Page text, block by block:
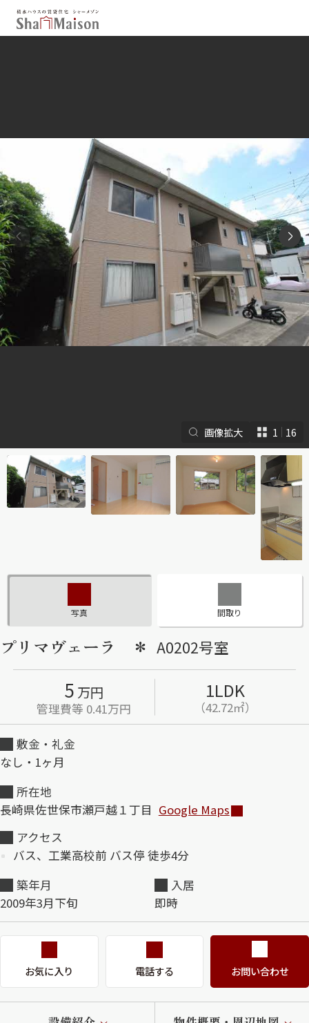
東北
関西
中国・四国
九州
市区郡・路線・駅から探す
通勤・通学時間から探す
地図から探す
人気のカテゴリから探す
シャーメゾンとは
シャーメゾンセレクショ
ン
ShaMaison STYLE
シャーメゾンショップを探す
らくらく内見
自立型サービス付き・シニア向け
お問い合わせ・よくある質問
らくらくパートナー
シャーメゾンライフ GUARD
画像拡大 1 16
写真 間取り
プリマヴェーラ ＊ A0202号室
5 万円
管理費等 0.41万円
1LDK
（42.72㎡）
敷金・礼金
なし・1ヶ月
所在地
長崎県佐世保市瀬戸越１丁目 Google Maps
アクセス
バス、工業高校前 バス停 徒歩4分
築年月
2009年3月下旬
入居
即時
お気に入り 電話する お問い合わせ